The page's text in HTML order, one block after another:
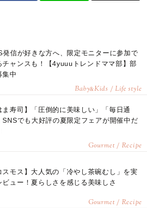
発信が好きな方へ、限定モニターに参加で
チャンスも！【4yuuuトレンドママ部】部
集中
Baby&Kids / Life style
ま寿司】「圧倒的に美味しい」「毎日通
SNSでも大好評の夏限定フェアが開催中だ
Gourmet / Recipe
スモス】大人気の「冷やし茶碗むし」を実
ビュー！夏らしさを感じる美味しさ
Gourmet / Recipe